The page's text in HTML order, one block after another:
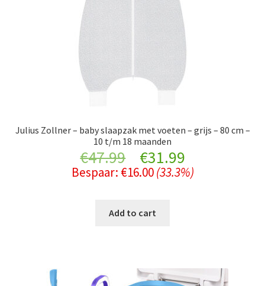
Julius Zollner – baby slaapzak met voeten – grijs – 80 cm –
10 t/m 18 maanden
€47.99
Original
price
was:
€31.99Current
price
Bespaar: €16.00 (33.3%)
Add to cart